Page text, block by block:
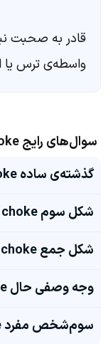
قادر به صحبت
واسطه‌ی ترس
سوال‌های رایج choke
گذشته‌ی ساده choke چی میشه؟
شکل سوم choke چی میشه؟
شکل جمع choke چی میشه؟
وجه وصفی حال choke چی میشه؟
سوم‌شخص مفرد choke چی میشه؟